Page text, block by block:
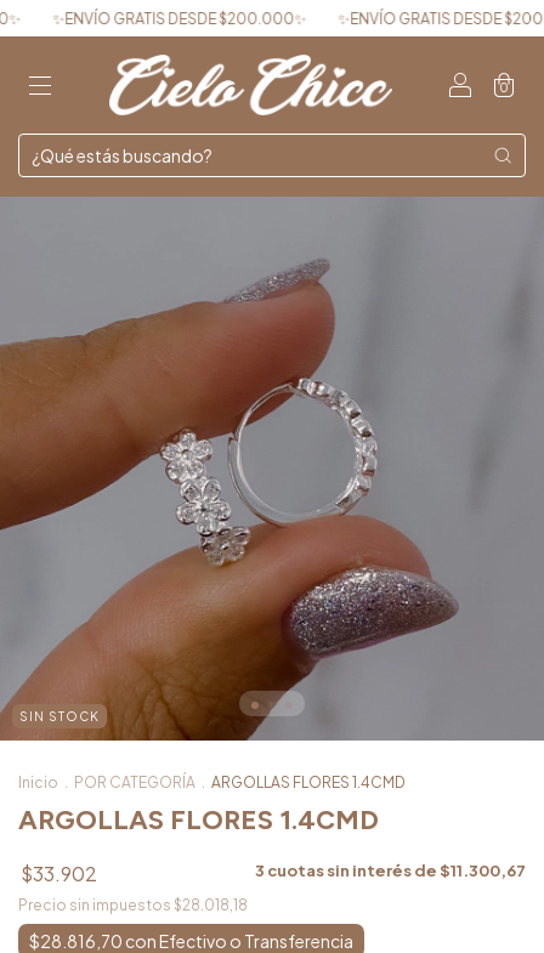
✨ENVÍO GRATIS DESDE $200.000✨ ✨ENVÍO GRATIS DESDE
0
SIN STOCK
Inicio . POR CATEGORÍA . ARGOLLAS FLORES 1.4CMD
ARGOLLAS FLORES 1.4CMD
$33.902 3 cuotas sin interés de$11.300,67
Precio sin impuestos $28.018,18
$28.816,70 con